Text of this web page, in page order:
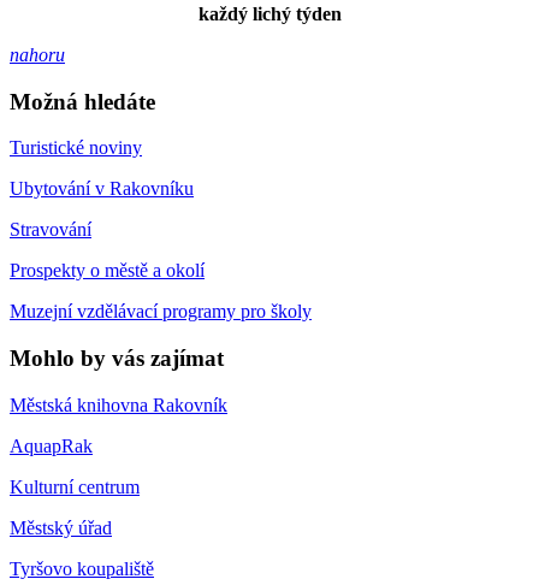
každý lichý týden
nahoru
Možná hledáte
Turistické noviny
Ubytování v Rakovníku
Stravování
Prospekty o městě a okolí
Muzejní vzdělávací programy pro školy
Mohlo by vás zajímat
Městská knihovna Rakovník
AquapRak
Kulturní centrum
Městský úřad
Tyršovo koupaliště